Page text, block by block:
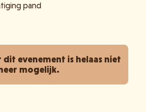
pand
evenement is helaas niet
mogelijk.